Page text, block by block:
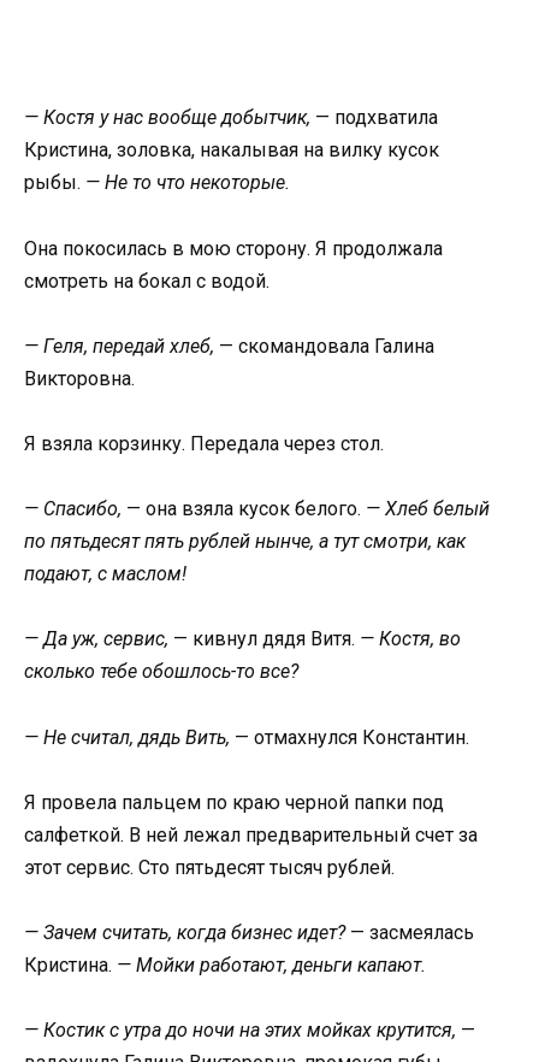
— Костя у нас вообще добытчик, — подхватила
Кристина, золовка, накалывая на вилку кусок
рыбы. — Не то что некоторые.
Она покосилась в мою сторону. Я продолжала
смотреть на бокал с водой.
— Геля, передай хлеб, — скомандовала Галина
Викторовна.
Я взяла корзинку. Передала через стол.
— Спасибо, — она взяла кусок белого. — Хлеб белый
по пятьдесят пять рублей нынче, а тут смотри, как
подают, с маслом!
— Да уж, сервис, — кивнул дядя Витя. — Костя, во
сколько тебе обошлось-то все?
— Не считал, дядь Вить, — отмахнулся Константин.
Я провела пальцем по краю черной папки под
салфеткой. В ней лежал предварительный счет за
этот сервис. Сто пятьдесят тысяч рублей.
— Зачем считать, когда бизнес идет?— засмеялась
Кристина. — Мойки работают, деньги капают.
— Костик с утра до ночи на этих мойках крутится, —